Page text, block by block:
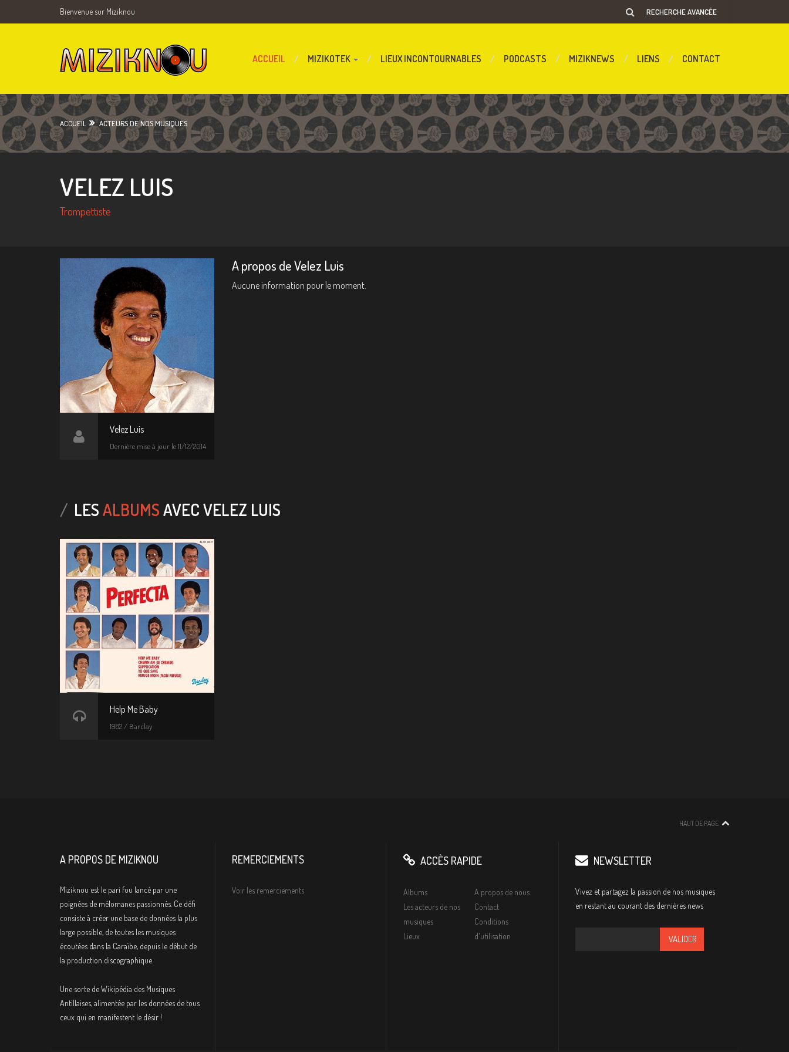
Bienvenue sur Miziknou RECHERCHE AVANCÉE
ACCUEIL MIZIKOTEK LIEUX INCONTOURNABLES PODCASTS MIZIKNEWS LIENS CONTACT
ACCUEIL ACTEURS DE NOS MUSIQUES
VELEZ LUIS
Trompettiste
Velez Luis
Dernière mise à jour le 11/12/2014
A propos de Velez Luis
Aucune information pour le moment.
LESALBUMSAVEC VELEZ LUIS
Help Me Baby
1982 / Barclay
HAUT DE PAGE
A PROPOS DE MIZIKNOU
Miziknou est le pari fou lancé par une
poignées de mélomanes passionnés. Ce défi
consiste à créer une base de données la plus
large possible, de toutes les musiques
écoutées dans la Caraïbe, depuis le début de
la production discographique.
Une sorte de Wikipédia des Musiques
Antillaises, alimentée par les données de tous
ceux qui en manifestent le désir !
REMERCIEMENTS
Voir les remerciements
ACCÈS RAPIDE
Albums
Les acteurs de nos
musiques
Lieux
A propos de nous
Contact
Conditions
d'utilisation
NEWSLETTER
Vivez et partagez la passion de nos musiques
en restant au courant des dernières news